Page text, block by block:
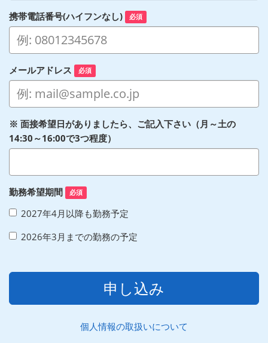
携帯電話番号(ハイフンなし) 必須
メールアドレス 必須
※ 面接希望日がありましたら、ご記入下さい（月～土の
14:30～16:00で3つ程度）
勤務希望期間 必須
2027年4月以降も勤務予定
2026年3月までの勤務の予定
申し込み
個人情報の取扱いについて